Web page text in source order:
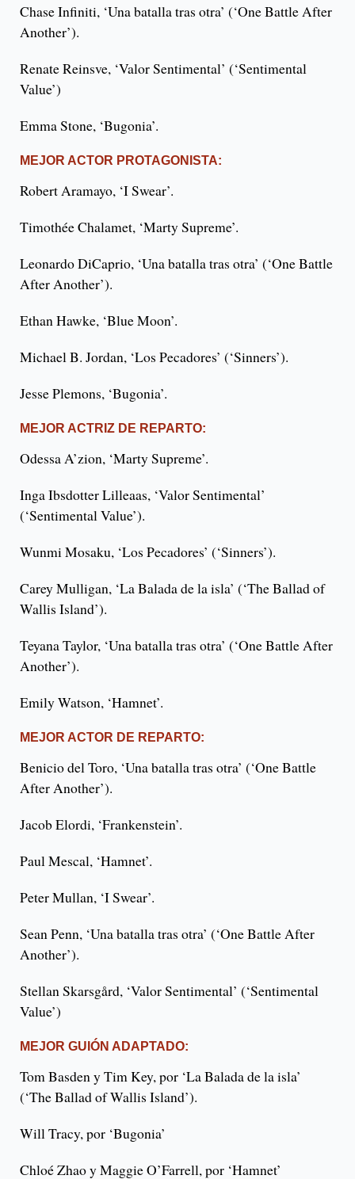
Chase Infiniti, ‘Una batalla tras otra’ (‘One Battle After
Another’).
Renate Reinsve, ‘Valor Sentimental’ (‘Sentimental
Value’)
Emma Stone, ‘Bugonia’.
MEJOR ACTOR PROTAGONISTA:
Robert Aramayo, ‘I Swear’.
Timothée Chalamet, ‘Marty Supreme’.
Leonardo DiCaprio, ‘Una batalla tras otra’ (‘One Battle
After Another’).
Ethan Hawke, ‘Blue Moon’.
Michael B. Jordan, ‘Los Pecadores’ (‘Sinners’).
Jesse Plemons, ‘Bugonia’.
MEJOR ACTRIZ DE REPARTO:
Odessa A’zion, ‘Marty Supreme’.
Inga Ibsdotter Lilleaas, ‘Valor Sentimental’
(‘Sentimental Value’).
Wunmi Mosaku, ‘Los Pecadores’ (‘Sinners’).
Carey Mulligan, ‘La Balada de la isla’ (‘The Ballad of
Wallis Island’).
Teyana Taylor, ‘Una batalla tras otra’ (‘One Battle After
Another’).
Emily Watson, ‘Hamnet’.
MEJOR ACTOR DE REPARTO:
Benicio del Toro, ‘Una batalla tras otra’ (‘One Battle
After Another’).
Jacob Elordi, ‘Frankenstein’.
Paul Mescal, ‘Hamnet’.
Peter Mullan, ‘I Swear’.
Sean Penn, ‘Una batalla tras otra’ (‘One Battle After
Another’).
Stellan Skarsgård, ‘Valor Sentimental’ (‘Sentimental
Value’)
MEJOR GUIÓN ADAPTADO:
Tom Basden y Tim Key, por ‘La Balada de la isla’
(‘The Ballad of Wallis Island’).
Will Tracy, por ‘Bugonia’
Chloé Zhao y Maggie O’Farrell, por ‘Hamnet’